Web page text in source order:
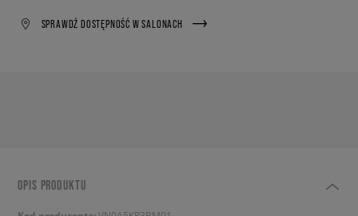
SPRAWDŹ DOSTĘPNOŚĆ W SALONACH
OPIS PRODUKTU